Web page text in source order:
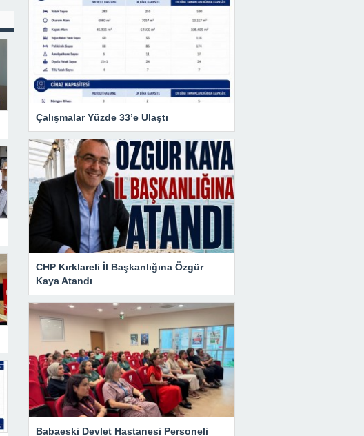
Çalışmalar Yüzde 33’e Ulaştı
CHP Kırklareli İl Başkanlığına Özgür
Kaya Atandı
Babaeski Devlet Hastanesi Personeli